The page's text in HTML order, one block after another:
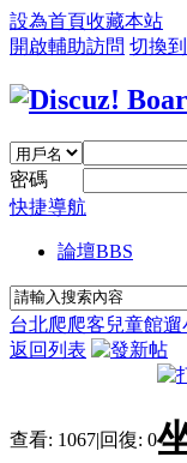
設為首頁收藏本站
開啟輔助訪問 切換
密碼
快捷導航
論壇BBS
台北爬爬客兒童館遛
返回列表
查看: 1067|回復: 0